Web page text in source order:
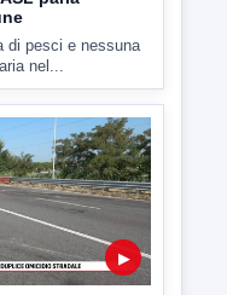
di pesci e nessuna
nel...
▶